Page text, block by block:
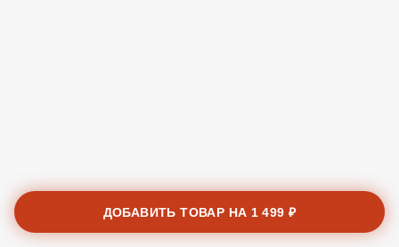
ДОБАВИТЬ ТОВАР НА 1 499 ₽